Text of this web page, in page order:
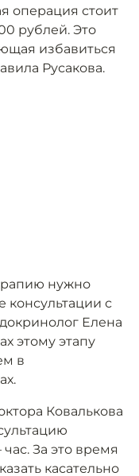
операция стоит
рублей. Это
избавиться
Русакова.
нужно
консультации с
Елена
этому этапу
в
Ковалькова
За это время
касательно